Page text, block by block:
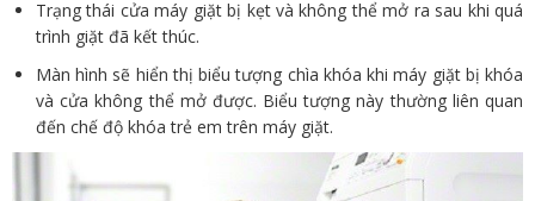
Trạng thái cửa máy giặt bị kẹt và không thể mở ra sau khi quá
trình giặt đã kết thúc.
Màn hình sẽ hiển thị biểu tượng chìa khóa khi máy giặt bị khóa
và cửa không thể mở được. Biểu tượng này thường liên quan
đến chế độ khóa trẻ em trên máy giặt.